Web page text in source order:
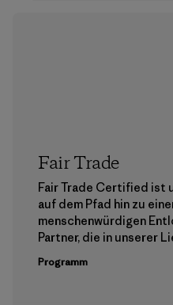
Fair Trade
Fair Trade Certified ist
auf dem Pfad hin zu
menschenwürdigen
Partner, die in unserer
Programm